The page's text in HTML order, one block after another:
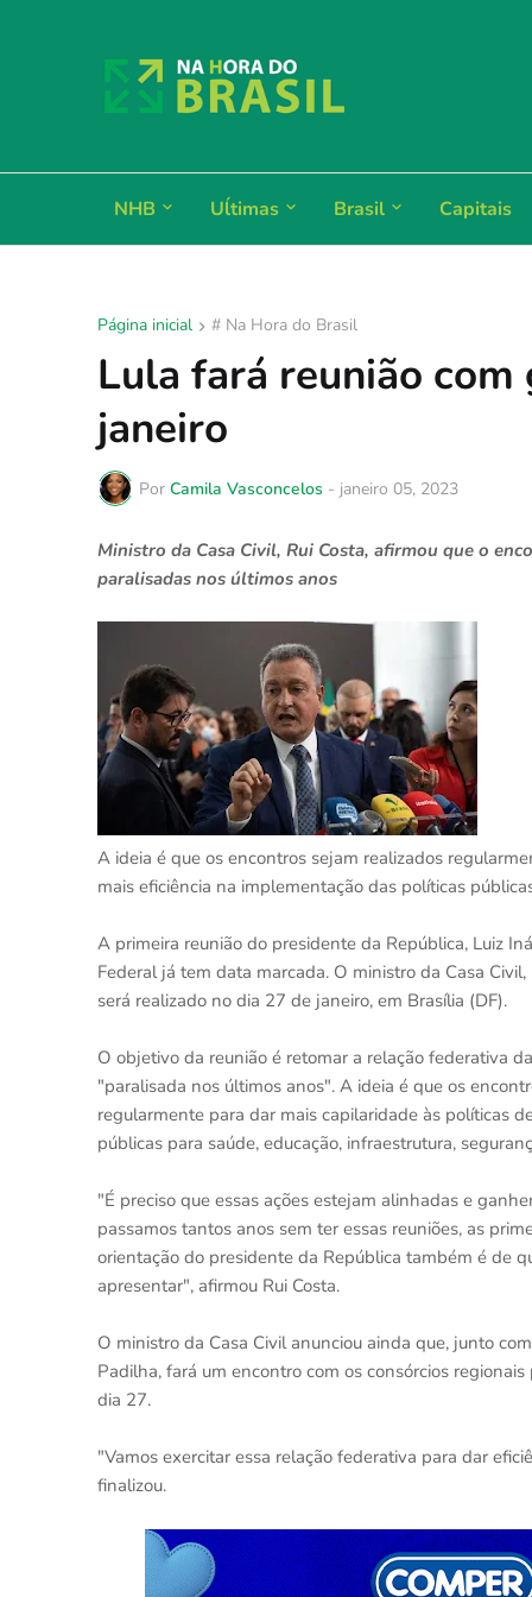
NHB Uĺtimas Brasil Capitais
Página inicial # Na Hora do Brasil
Lula fará reunião
janeiro
Por Camila Vasconcelos - janeiro 05, 2023
Ministro da Casa Civil, Rui Costa, afirmou que o
paralisadas nos últimos anos
A ideia é que os encontros sejam realizados
mais eficiência na implementação das políticas
A primeira reunião do presidente da República, Luiz
Federal já tem data marcada. O ministro da Casa
será realizado no dia 27 de janeiro, em Brasília (DF).
O objetivo da reunião é retomar a relação federativa
"paralisada nos últimos anos". A ideia é que os
regularmente para dar mais capilaridade às políticas
públicas para saúde, educação, infraestrutura,
"É preciso que essas ações estejam alinhadas e
passamos tantos anos sem ter essas reuniões, as
orientação do presidente da República também é de
apresentar", afirmou Rui Costa.
O ministro da Casa Civil anunciou ainda que, junto
Padilha, fará um encontro com os consórcios
dia 27.
"Vamos exercitar essa relação federativa para dar
finalizou.